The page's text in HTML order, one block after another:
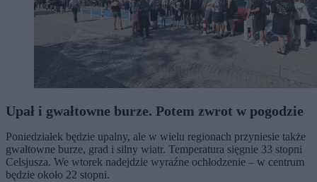
Upał i gwałtowne burze. Potem zwrot w pogodzie
Poniedziałek będzie upalny, ale w wielu regionach przyniesie także
gwałtowne burze, grad i silny wiatr. Temperatura sięgnie 33 stopni
Celsjusza. We wtorek nadejdzie wyraźne ochłodzenie – w centrum
będzie około 22 stopni.